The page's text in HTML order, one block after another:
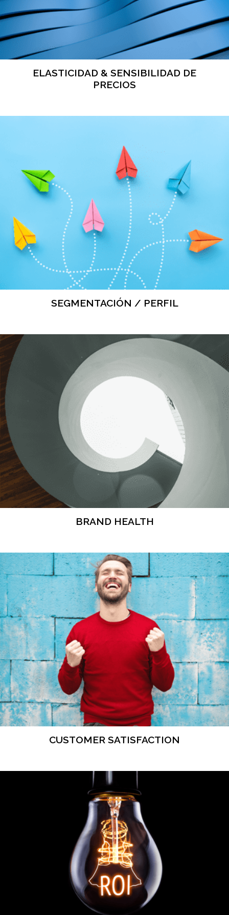
ELASTICIDAD & SENSIBILIDAD DE
PRECIOS
SEGMENTACIÓN / PERFIL
BRAND HEALTH
CUSTOMER SATISFACTION